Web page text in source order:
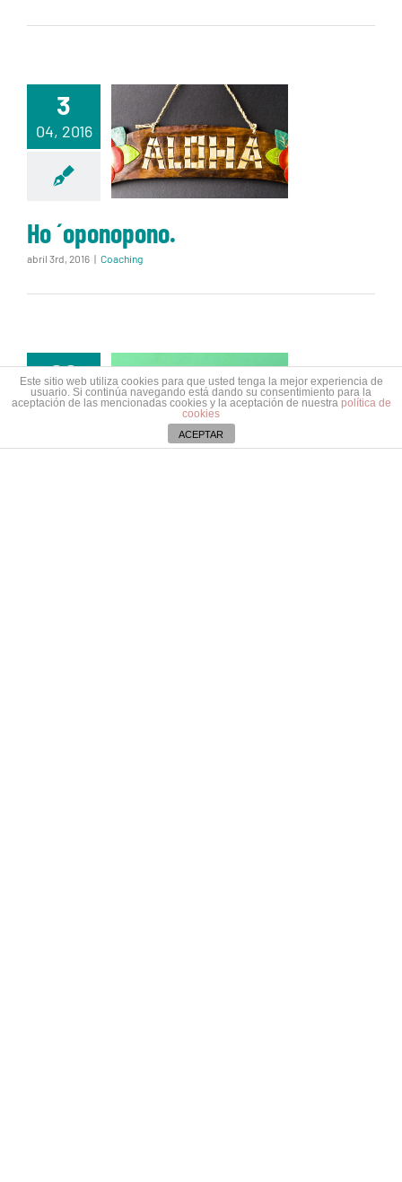
3
04, 2016
Ho
´oponopono.
Ho ´oponopono.
abril 3rd, 2016 | Coaching
22
03, 2015
SÒLO 21 Días!!
¿ACEPTAS EL
RETO?
Este sitio web utiliza cookies para que usted tenga la mejor experiencia de
usuario. Si continúa navegando está dando su consentimiento para la
aceptación de las mencionadas cookies y la aceptación de nuestra política de
cookies
ACEPTAR